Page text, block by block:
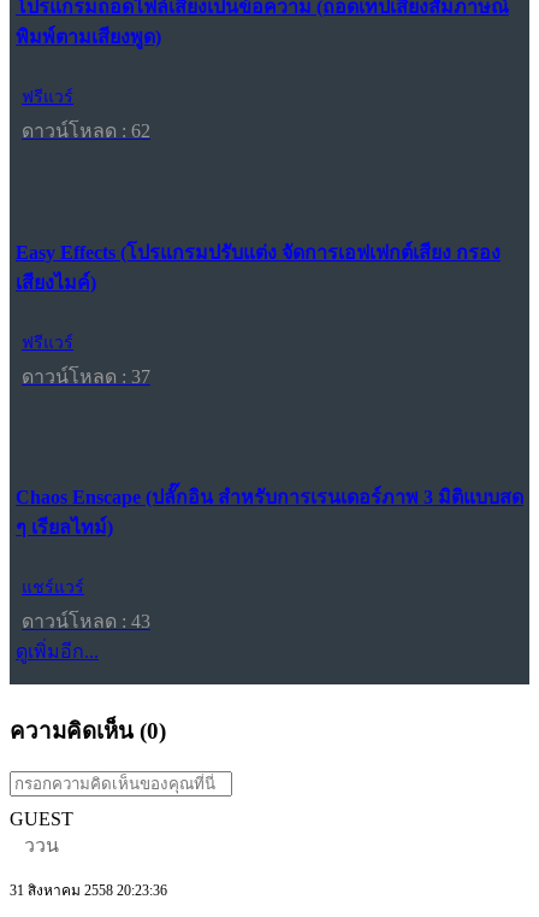
โปรแกรมถอดไฟล์เสียงเป็นข้อความ (ถอดเทปเสียงสัมภาษณ์
พิมพ์ตามเสียงพูด)
ฟรีแวร์
ดาวน์โหลด : 62
Easy Effects (โปรแกรมปรับแต่ง จัดการเอฟเฟกต์เสียง กรอง
เสียงไมค์)
ฟรีแวร์
ดาวน์โหลด : 37
Chaos Enscape (ปลั๊กอิน สำหรับการเรนเดอร์ภาพ 3 มิติแบบสด
ๆ เรียลไทม์)
แชร์แวร์
ดาวน์โหลด : 43
ดูเพิ่มอีก...
ความคิดเห็น (0)
GUEST
ววน
31 สิงหาคม 2558 20:23:36